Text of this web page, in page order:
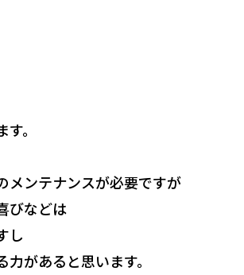
。
メンテナンスが必要ですが
びなどは
し
があると思います。